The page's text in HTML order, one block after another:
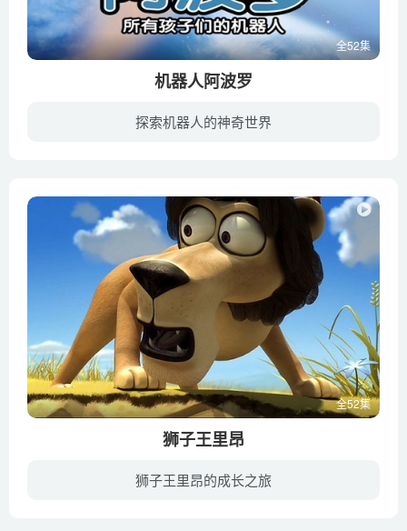
全52集
机器人阿波罗
探索机器人的神奇世界
全52集
狮子王里昂
狮子王里昂的成长之旅